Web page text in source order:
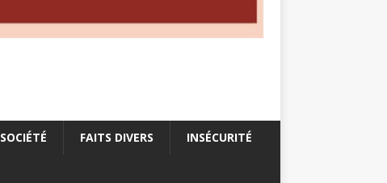
SOCIÉTÉ FAITS DIVERS INSÉCURITÉ